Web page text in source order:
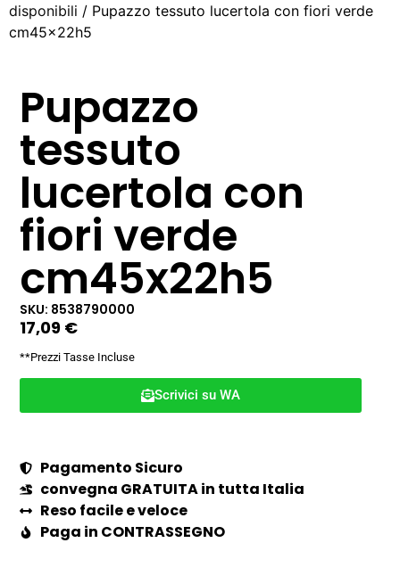
disponibili / Pupazzo tessuto lucertola con fiori verde
cm45x22h5
Pupazzo
tessuto
lucertola con
fiori verde
cm45x22h5
SKU: 8538790000
17,09 €
**Prezzi Tasse Incluse
Scrivici su WA
Pagamento Sicuro
convegna GRATUITA in tutta Italia
Reso facile e veloce
Paga in CONTRASSEGNO